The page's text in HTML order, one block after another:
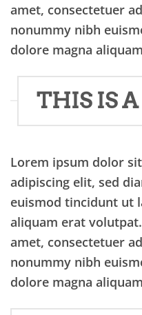
amet, consectetuer
nonummy nibh
dolore magna
THIS IS
Lorem ipsum dolor
adipiscing elit, sed
euismod tincidunt ut
aliquam erat
amet, consectetuer
nonummy nibh
dolore magna